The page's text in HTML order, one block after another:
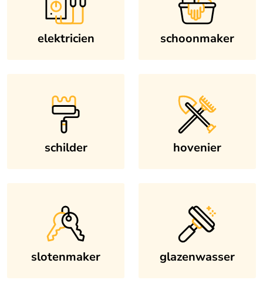
elektricien schoonmaker
schilder hovenier
slotenmaker glazenwasser